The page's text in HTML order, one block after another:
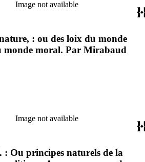
Image not available
: ou des loix du monde
monde moral. Par Mirabaud
Image not available
: Ou principes naturels de la